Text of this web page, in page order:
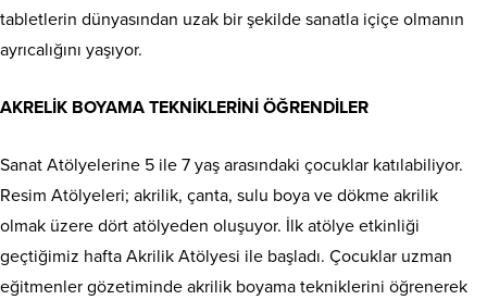
tabletlerin dünyasından uzak bir şekilde sanatla içiçe olmanın
ayrıcalığını yaşıyor.
AKRELİK BOYAMA TEKNİKLERİNİ ÖĞRENDİLER
Sanat Atölyelerine 5 ile 7 yaş arasındaki çocuklar katılabiliyor.
Resim Atölyeleri; akrilik, çanta, sulu boya ve dökme akrilik
olmak üzere dört atölyeden oluşuyor. İlk atölye etkinliği
geçtiğimiz hafta Akrilik Atölyesi ile başladı. Çocuklar uzman
eğitmenler gözetiminde akrilik boyama tekniklerini öğrenerek